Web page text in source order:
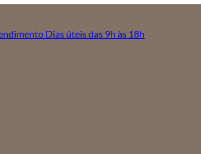
Dias úteis das 9h às 18h